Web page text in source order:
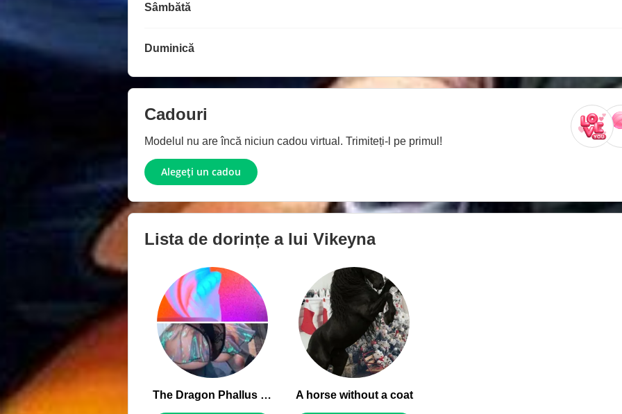
Sâmbătă
Duminică
Cadouri
Modelul nu are încă niciun cadou virtual. Trimiteți‑l pe primul!
Alegeți un cadou
Lista de dorințe a lui Vikeyna
The Dragon Phallus is a very useful artifact. A horse without a coat